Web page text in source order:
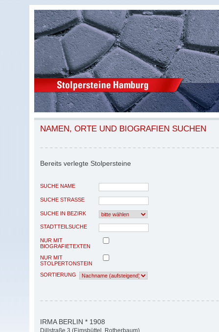
NAMEN, ORTE UND BIOGRAFIEN SUCHEN
Bereits verlegte Stolpersteine
SUCHE NAME
SUCHE STRASSE
SUCHE IN BEZIRK
STADTTEILSUCHE
NUR MIT
BIOGRAFIETEXTEN
NUR MIT
STOLPERTONSTEIN
SORTIERUNG
IRMA BERLIN * 1908
Dillstraße 3 (Eimsbüttel, Rotherbaum)